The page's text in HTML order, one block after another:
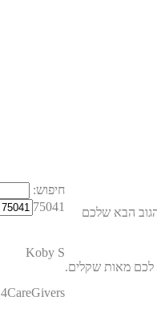
הבא שלכם
חיפוש:
75041
Koby S
4CareGivers